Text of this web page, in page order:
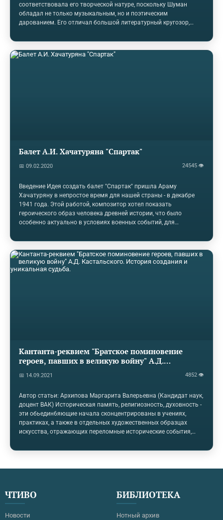
соответствовала его творческой натуре, поскольку Шуман
обладал не только музыкальным, но и поэтическим
дарованием. Его отличал большой литературный кругозор,
собственный опыт писателя. Шуман хорошо знал творчество
поэтов-современников – И. Эйхендорфа ("Круг песен" ор. 39), А.
Шамиссо ("Любовь и жизнь женщины"), Р. Бернса, Ф. Рюккерта,
Балет А.И. Хачатуряна "Спартак"
📅 09.02.2020 24545 👁
Введение Идея создать балет "Спартак" пришла Араму
Хачатуряну в непростое время для нашей страны - в декабре
1941 года. Этой работой, композитор хотел показать
героического образ человека древней истории, что было
особенно актуально в условиях военных событий, для
независимость. История создания В декабре 1941 гола, B самые
трагические дни Великой Отечественной войны, Хачатурян B
газетной статье сообщал о своих творческих планах: "В 1941
году по заказу Большого театра СССР, совместно с
Кантанта-реквием "Братское поминовение
героев, павших в великую войну" А.Д.
Кастальского. История создания и уникальная
судьба.
📅 14.09.2021 4852 👁
Автор статьи: Архипова Маргарита Валерьевна (Кандидат наук,
доцент ВАК) Историческая память, религиозность, духовность -
эти обьедин6яющие начала сконцентрированы в учениях,
практиках, а также в отдельных художественных образцах
искусства, отражающих переломные исторические события,
раскрывается уникальный характер "Братского поминовения"
посвященный памяти воинов, павших в боях Первой мировой
символизируя единство людей разных конфессий,…
ЧТИВО
Новости
БИБЛИОТЕКА
Нотный архив